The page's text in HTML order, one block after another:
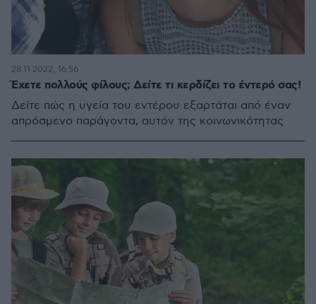
Έχετε πολλούς φίλους; Δείτε τι κερδίζει το έντερό σας!
Δείτε πώς η υγεία του εντέρου εξαρτάται από έναν
απρόσμενο παράγοντα, αυτόν της κοινωνικότητας
28.11.2022, 16:56